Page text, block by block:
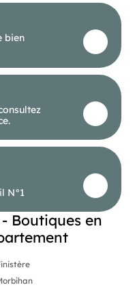
bien
N°1
Boutiques en